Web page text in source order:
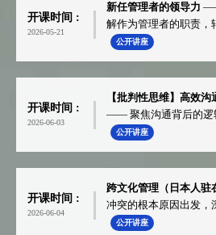
开课时间 :
2026-05-21
新任管理者的领导力 —— 帮助新任
解作为管理者的职责，
出成果。
公开讲座
开课时间 :
2026-06-03
【批判性思维】高效
—— 聚焦沟通背后的逻辑基础，通过强化逻辑思
维提高沟通效率。
公开讲座
开课时间 :
2026-06-04
跨文化管理（日本人驻
冲突的根本原因出发，
管理不善的原因，重新
公开讲座